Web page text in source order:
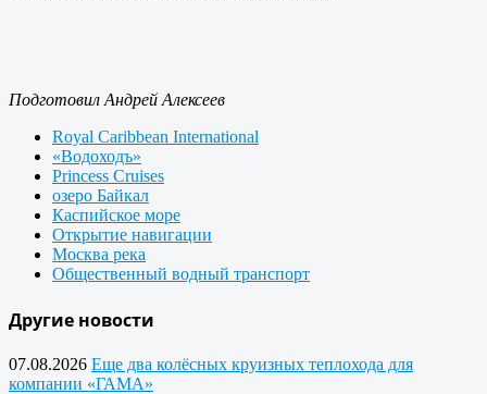
Подготовил Андрей Алексеев
Royal Caribbean International
«Водоходъ»
Princess Cruises
озеро Байкал
Каспийское море
Открытие навигации
Москва река
Общественный водный транспорт
Другие новости
07.08.2026 Еще два колёсных круизных теплохода для
компании «ГАМА»